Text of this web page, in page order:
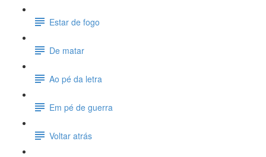
Estar de fogo
De matar
Ao pé da letra
Em pé de guerra
Voltar atrás